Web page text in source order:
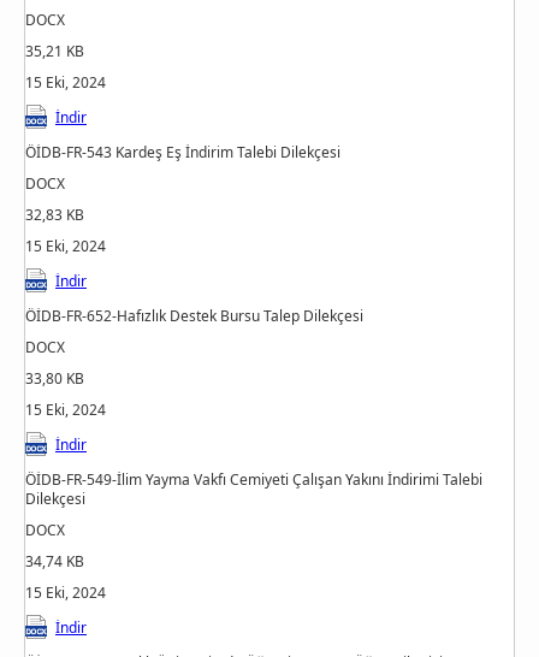
DOCX
35,21 KB
15 Eki, 2024
İndir
ÖİDB-FR-543 Kardeş Eş İndirim Talebi Dilekçesi
DOCX
32,83 KB
15 Eki, 2024
İndir
ÖİDB-FR-652-Hafızlık Destek Bursu Talep Dilekçesi
DOCX
33,80 KB
15 Eki, 2024
İndir
ÖİDB-FR-549-İlim Yayma Vakfı Cemiyeti Çalışan Yakını İndirimi Talebi
Dilekçesi
DOCX
34,74 KB
15 Eki, 2024
İndir